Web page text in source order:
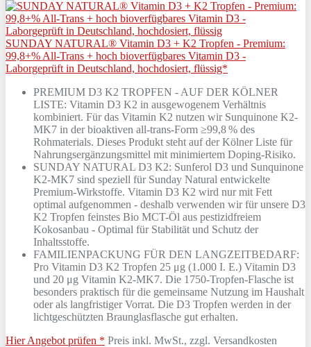
SUNDAY NATURAL® Vitamin D3 + K2 Tropfen - Premium:
99,8+% All-Trans + hoch bioverfügbares Vitamin D3 -
Laborgeprüft in Deutschland, hochdosiert, flüssig*
PREMIUM D3 K2 TROPFEN - AUF DER KÖLNER
LISTE: Vitamin D3 K2 in ausgewogenem Verhältnis
kombiniert. Für das Vitamin K2 nutzen wir Sunquinone K2-
MK7 in der bioaktiven all-trans-Form ≥99,8 % des
Rohmaterials. Dieses Produkt steht auf der Kölner Liste für
Nahrungsergänzungsmittel mit minimiertem Doping-Risiko.
SUNDAY NATURAL D3 K2: Sunferol D3 und Sunquinone
K2-MK7 sind speziell für Sunday Natural entwickelte
Premium-Wirkstoffe. Vitamin D3 K2 wird nur mit Fett
optimal aufgenommen - deshalb verwenden wir für unsere D3
K2 Tropfen feinstes Bio MCT-Öl aus pestizidfreiem
Kokosanbau - Optimal für Stabilität und Schutz der
Inhaltsstoffe.
FAMILIENPACKUNG FÜR DEN LANGZEITBEDARF:
Pro Vitamin D3 K2 Tropfen 25 μg (1.000 I. E.) Vitamin D3
und 20 μg Vitamin K2-MK7. Die 1750-Tropfen-Flasche ist
besonders praktisch für die gemeinsame Nutzung im Haushalt
oder als langfristiger Vorrat. Die D3 Tropfen werden in der
lichtgeschützten Braunglasflasche gut erhalten.
Hier Angebot prüfen * Preis inkl. MwSt., zzgl. Versandkosten